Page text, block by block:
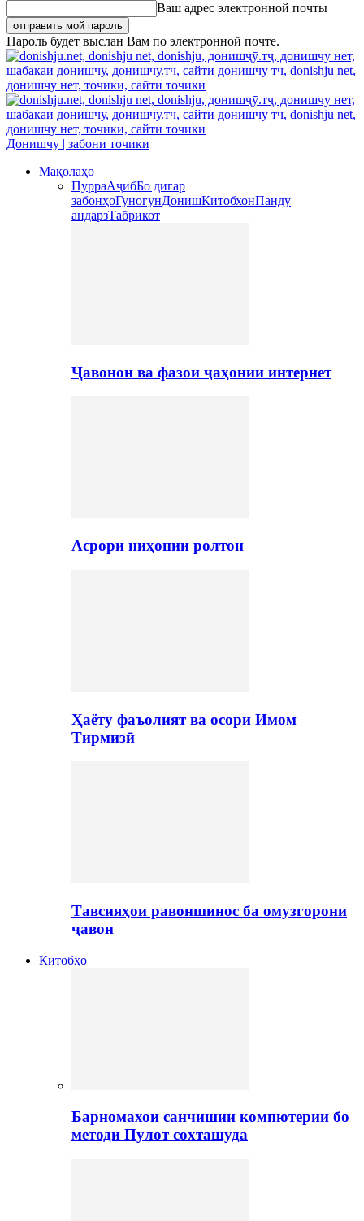
Ваш адрес электронной почты
Пароль будет выслан Вам по электронной почте.
Донишчу | забони точики
Мақолаҳо
ПурраАҷибБо дигар
забонҳоГуногунДонишКитобхонПанду
андарзТабрикот
Ҷавонон ва фазои ҷаҳонии интернет
Асрори ниҳонии ролтон
Ҳаёту фаъолият ва осори Имом
Тирмизӣ
Тавсияҳои равоншинос ба омузгорони
ҷавон
Китобҳо
Барномахои санчишии компютерии бо
методи Пулот сохташуда